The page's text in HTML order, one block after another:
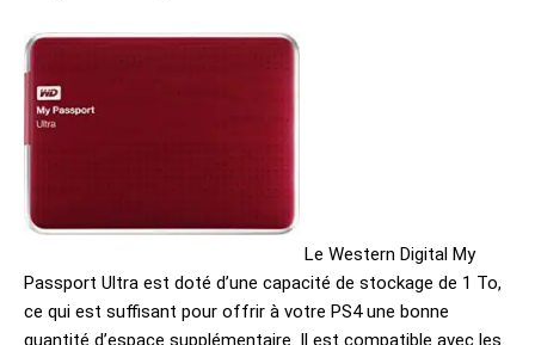
Le Western Digital My
Passport Ultra est doté d’une capacité de stockage de 1 To,
ce qui est suffisant pour offrir à votre PS4 une bonne
quantité d’espace supplémentaire. Il est compatible avec les